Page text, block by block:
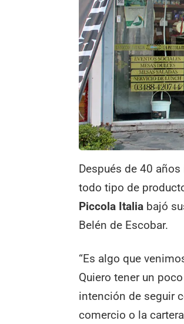
Después de 40
todo tipo de
Piccola Italia bajó
Belén de Escobar.
“Es algo que
Quiero tener un
intención de seguir
comercio o la